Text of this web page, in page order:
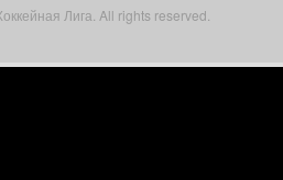
Лига. All rights reserved.